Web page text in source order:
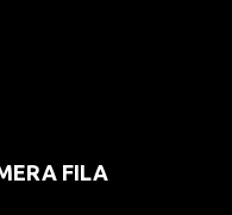
FILA